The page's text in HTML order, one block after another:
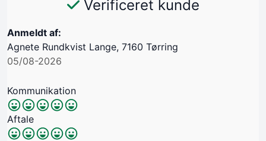
Verificeret kunde
Anmeldt af:
Agnete Rundkvist Lange, 7160 Tørring
05/08-2026
Kommunikation
Aftale